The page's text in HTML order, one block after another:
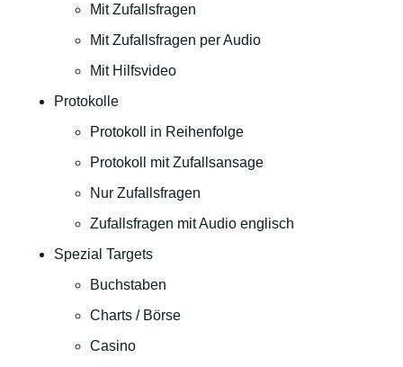
Mit Zufallsfragen
Mit Zufallsfragen per Audio
Mit Hilfsvideo
Protokolle
Protokoll in Reihenfolge
Protokoll mit Zufallsansage
Nur Zufallsfragen
Zufallsfragen mit Audio englisch
Spezial Targets
Buchstaben
Charts / Börse
Casino